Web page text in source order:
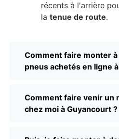
récents à l'arrière
la tenue de route.
Comment faire monter
pneus achetés en ligne
Comment faire venir un
chez moi à Guyancourt ?